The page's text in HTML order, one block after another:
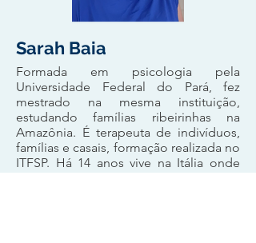
Sarah Baia
Formada em psicologia pela
Universidade Federal do Pará, fez
mestrado na mesma instituição,
estudando famílias ribeirinhas na
Amazônia. É terapeuta de indivíduos,
famílias e casais, formação realizada no
ITFSP. Há 14 anos vive na Itália onde